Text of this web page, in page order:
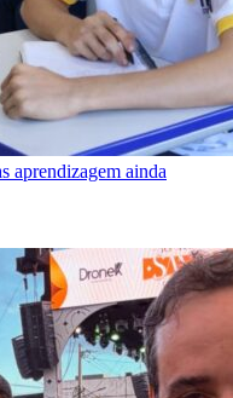
aprendizagem ainda